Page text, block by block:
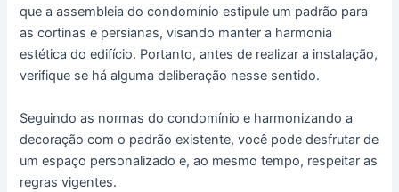
que a assembleia do condomínio estipule um padrão para
as cortinas e persianas, visando manter a harmonia
estética do edifício. Portanto, antes de realizar a instalação,
verifique se há alguma deliberação nesse sentido.
Seguindo as normas do condomínio e harmonizando a
decoração com o padrão existente, você pode desfrutar de
um espaço personalizado e, ao mesmo tempo, respeitar as
regras vigentes.